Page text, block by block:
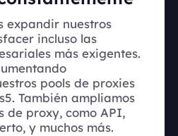
expandir nuestros
incluso las
más exigentes.
pools de proxies
También ampliamos
de proxy, como API,
y muchos más.